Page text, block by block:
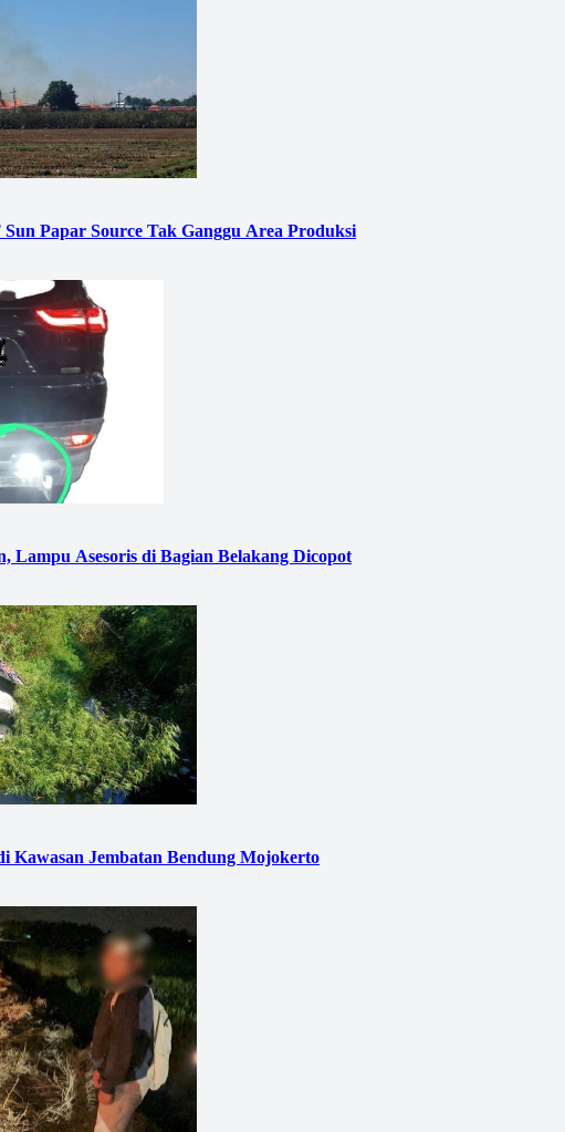
Papar Source Tak Ganggu Area Produksi
Lampu Asesoris di Bagian Belakang Dicopot
Kawasan Jembatan Bendung Mojokerto